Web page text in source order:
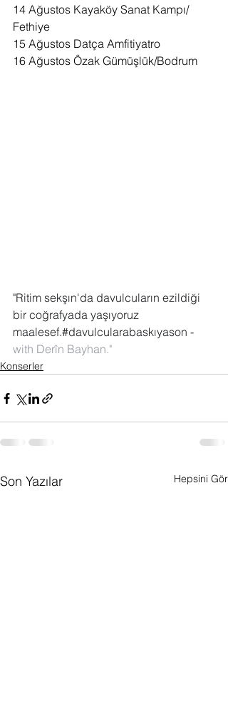
14 Ağustos Kayaköy Sanat Kampı/
Fethiye
15 Ağustos Datça Amfitiyatro
16 Ağustos Özak Gümüşlük/Bodrum
"Ritim sekşın'da davulcuların ezildiği
bir coğrafyada yaşıyoruz
maalesef.#davulcularabaskıyason -
with Derîn Bayhan."
Konserler
Son Yazılar Hepsini Gör